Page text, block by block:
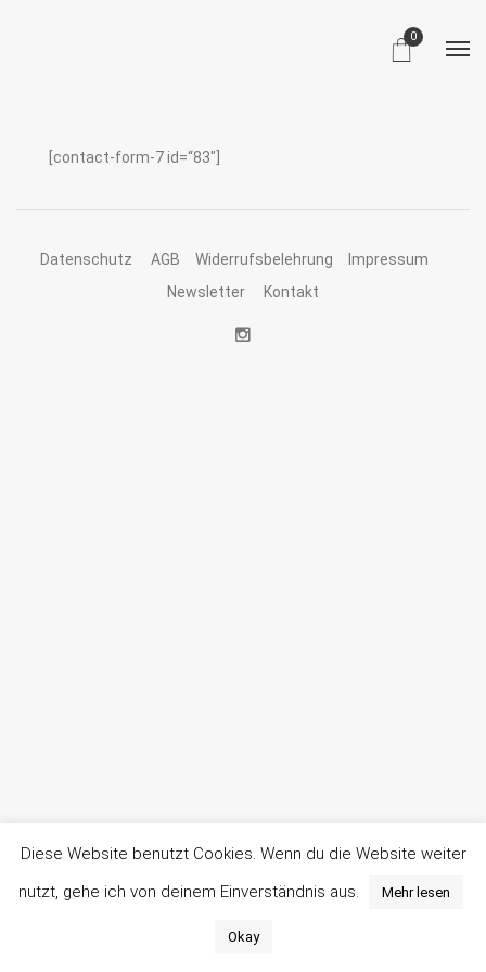
0
[contact-form-7 id=“83″]
Datenschutz AGB Widerrufsbelehrung
Impressum
Newsletter
Kontakt
Diese Website benutzt Cookies. Wenn du die Website weiter
nutzt, gehe ich von deinem Einverständnis aus.
Mehr lesen
Okay